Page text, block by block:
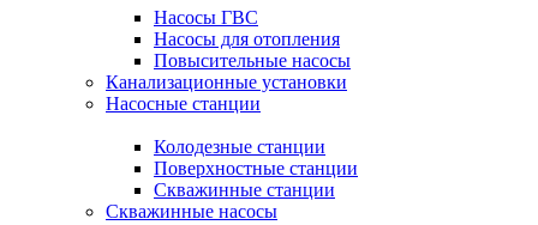
Насосы ГВС
Насосы для отопления
Повысительные насосы
Канализационные установки
Насосные станции
Колодезные станции
Поверхностные станции
Скважинные станции
Скважинные насосы